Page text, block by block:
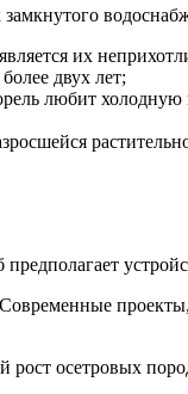
их
двух лет;
любит холодную
проекты,
рост осетровых